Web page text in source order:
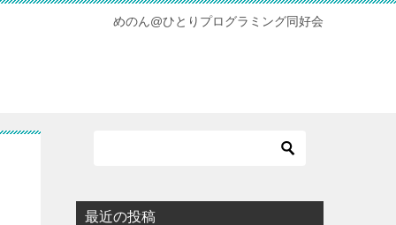
めのん@ひとりプログラミング同好会
最近の投稿